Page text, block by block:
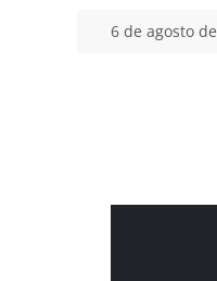
Saltar6 de agosto
del